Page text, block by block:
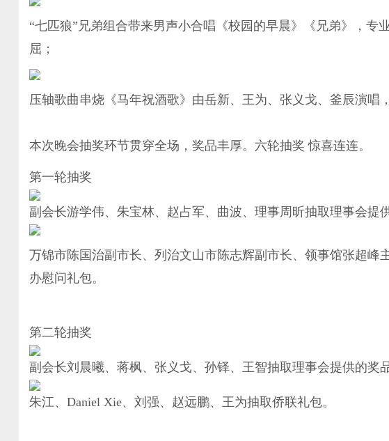
“七匹狼”兄弟组合带来男声小合唱《校园的早晨》《兄弟》，
屈；
压轴歌曲串烧《马年祝酒歌》由岳新、王为、张义戈、釜辰演唱
本次晚会抽奖环节贯穿全场，奖品丰厚。六轮抽奖 惊喜连连。
第一轮抽奖
副会长游学伟、朱宝林、赵占军、曲波、理事周昕抽取理事会提
万锦市陈国治副市长、列治文山市陈志辉副市长、领事馆张超
办慰问礼包。
第二轮抽奖
副会长刘晨曦、蒋枫、张义戈、孙铎、王智抽取理事会提供的奖品
朱江、Daniel Xie、刘强、赵远鹏、王为抽取侨联礼包。